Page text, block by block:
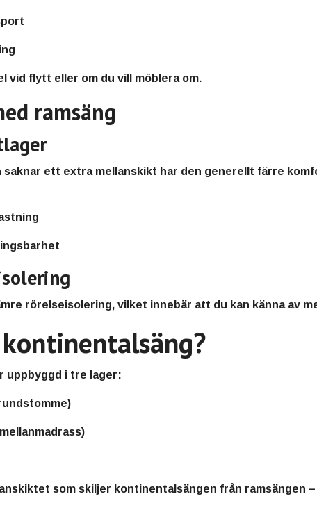
vid flytt eller om du vill möblera om.
ramsäng
saknar ett extra mellanskikt har den generellt färre
rörelseisolering, vilket innebär att du kan känna av
uppbyggd i tre lager:
som skiljer kontinentalsängen från ramsängen